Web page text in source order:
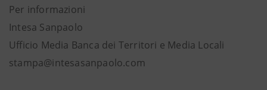
Per informazioni
Intesa Sanpaolo
Ufficio Media Banca dei Territori e Media Locali
stampa@intesasanpaolo.com